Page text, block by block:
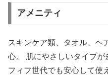
アメニティ
スキンケア類、タオル、ヘ
心。 肌にやさしいタイプ
フィフ世代でも安心して使